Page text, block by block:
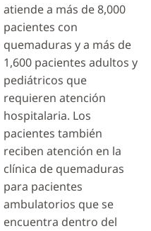
atiende a más de 8,000
pacientes con
quemaduras y a más de
1,600 pacientes adultos y
pediátricos que
requieren atención
hospitalaria. Los
pacientes también
reciben atención en la
clínica de quemaduras
para pacientes
ambulatorios que se
encuentra dentro del